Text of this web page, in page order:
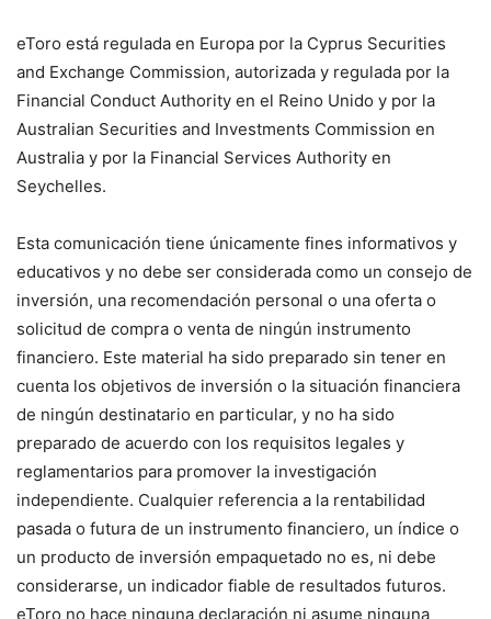
eToro está regulada en Europa por la Cyprus Securities
and Exchange Commission, autorizada y regulada por la
Financial Conduct Authority en el Reino Unido y por la
Australian Securities and Investments Commission en
Australia y por la Financial Services Authority en
Seychelles.
Esta comunicación tiene únicamente fines informativos y
educativos y no debe ser considerada como un consejo de
inversión, una recomendación personal o una oferta o
solicitud de compra o venta de ningún instrumento
financiero. Este material ha sido preparado sin tener en
cuenta los objetivos de inversión o la situación financiera
de ningún destinatario en particular, y no ha sido
preparado de acuerdo con los requisitos legales y
reglamentarios para promover la investigación
independiente. Cualquier referencia a la rentabilidad
pasada o futura de un instrumento financiero, un índice o
un producto de inversión empaquetado no es, ni debe
considerarse, un indicador fiable de resultados futuros.
eToro no hace ninguna declaración ni asume ninguna